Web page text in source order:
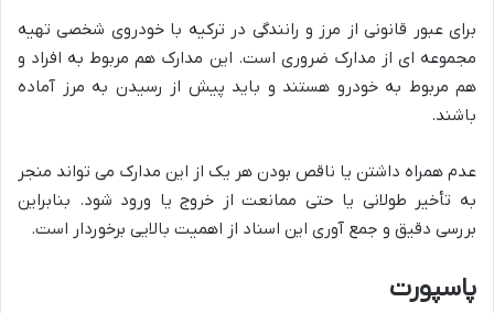
برای عبور قانونی از مرز و رانندگی در ترکیه با خودروی شخصی تهیه
مجموعه ای از مدارک ضروری است. این مدارک هم مربوط به افراد و
هم مربوط به خودرو هستند و باید پیش از رسیدن به مرز آماده
باشند.
عدم همراه داشتن یا ناقص بودن هر یک از این مدارک می تواند منجر
به تأخیر طولانی یا حتی ممانعت از خروج یا ورود شود. بنابراین
بررسی دقیق و جمع آوری این اسناد از اهمیت بالایی برخوردار است.
پاسپورت